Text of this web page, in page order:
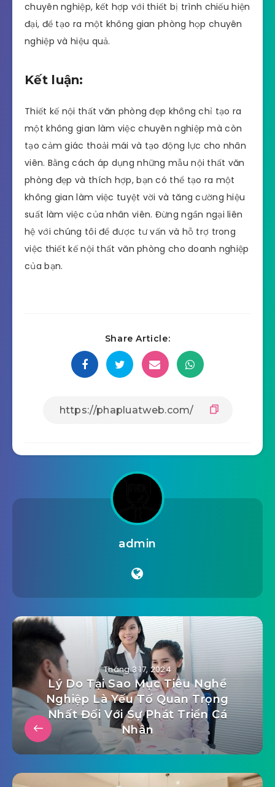
chuyên nghiệp, kết hợp với thiết bị trình chiếu hiện
đại, để tạo ra một không gian phòng họp chuyên
nghiệp và hiệu quả.
Kết luận:
Thiết kế nội thất văn phòng đẹp không chỉ tạo ra
một không gian làm việc chuyên nghiệp mà còn
tạo cảm giác thoải mái và tạo động lực cho nhân
viên. Bằng cách áp dụng những mẫu nội thất văn
phòng đẹp và thích hợp, bạn có thể tạo ra một
không gian làm việc tuyệt vời và tăng cường hiệu
suất làm việc của nhân viên. Đừng ngần ngại liên
hệ với chúng tôi để được tư vấn và hỗ trợ trong
việc thiết kế nội thất văn phòng cho doanh nghiệp
của bạn.
Share Article:
admin
Tháng 3 17, 2024
Lý Do Tại Sao Mục Tiêu Nghề
Nghiệp Là Yếu Tố Quan Trọng
Nhất Đối Với Sự Phát Triển Cá
Nhân